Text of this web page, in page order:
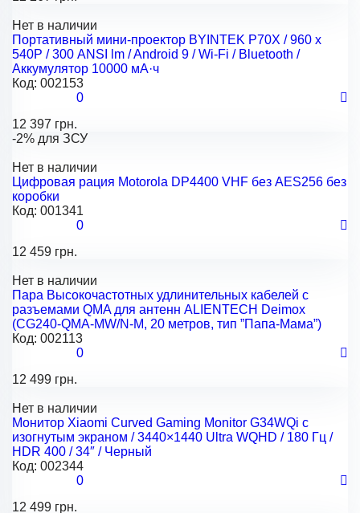
Нет в наличии
Портативный мини-проектор BYINTEK P70X / 960 х
540Р / 300 ANSI lm / Android 9 / Wi-Fi / Bluetooth /
Аккумулятор 10000 мА·ч
Код: 002153
0
12 397 грн.
-2% для ЗСУ
Нет в наличии
Цифровая рация Motorola DP4400 VHF без AES256 без
коробки
Код: 001341
0
12 459 грн.
Нет в наличии
Пара Высокочастотных удлинительных кабелей с
разъемами QMA для антенн ALIENTECH Deimox
(CG240-QMA-MW/N-M, 20 метров, тип ”Папа-Мама”)
Код: 002113
0
12 499 грн.
Нет в наличии
Монитор Xiaomi Curved Gaming Monitor G34WQi с
изогнутым экраном / 3440×1440 Ultra WQHD / 180 Гц /
HDR 400 / 34″ / Черный
Код: 002344
0
12 499 грн.